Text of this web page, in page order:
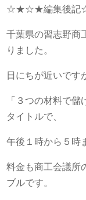
☆★☆★編集後
千葉県の習志野商
りました。
日にちが近いです
「３つの材料で
タイトルで、
午後１時から５時
料金も商工会議所
ブルです。